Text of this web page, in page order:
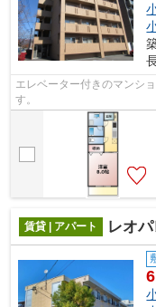
エレベーター付きのマンシ
す。
賃貸 | アパート レオ